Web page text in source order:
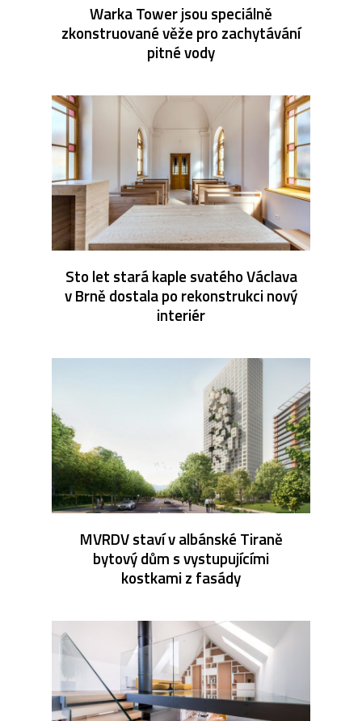
Warka Tower jsou speciálně
zkonstruované věže pro zachytávání
pitné vody
Sto let stará kaple svatého Václava
v Brně dostala po rekonstrukci nový
interiér
MVRDV staví v albánské Tiraně
bytový dům s vystupujícími
kostkami z fasády